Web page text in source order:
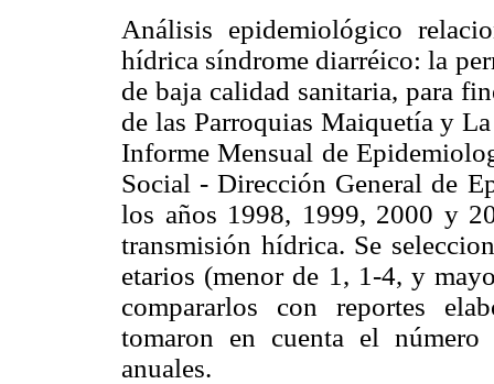
Análisis epidemiológico
hídrica síndrome diarréico: la
de baja calidad sanitaria, para
de las Parroquias Maiquetía y
Informe Mensual de
Social - Dirección General de
los años 1998, 1999, 2000 y
transmisión hídrica. Se
etarios (menor de 1, 1-4, y
compararlos con reportes
tomaron en cuenta el número
anuales.